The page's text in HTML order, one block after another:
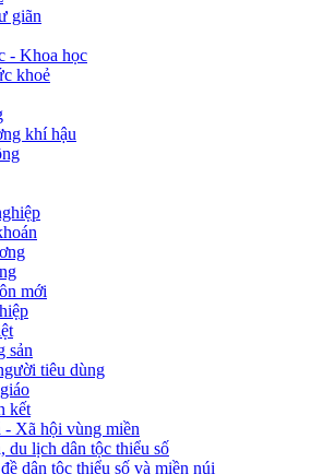
giãn
- Khoa học
khoẻ
khí hậu
mới
sản
tiêu dùng
kết
- Xã hội vùng miền
du lịch dân tộc thiểu số
dân tộc thiểu số và miền núi